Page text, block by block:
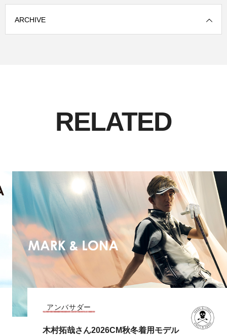
ARCHIVE
RELATED
CODE COLLECTION
MARK & LONA 2026 秋冬 CODE CO